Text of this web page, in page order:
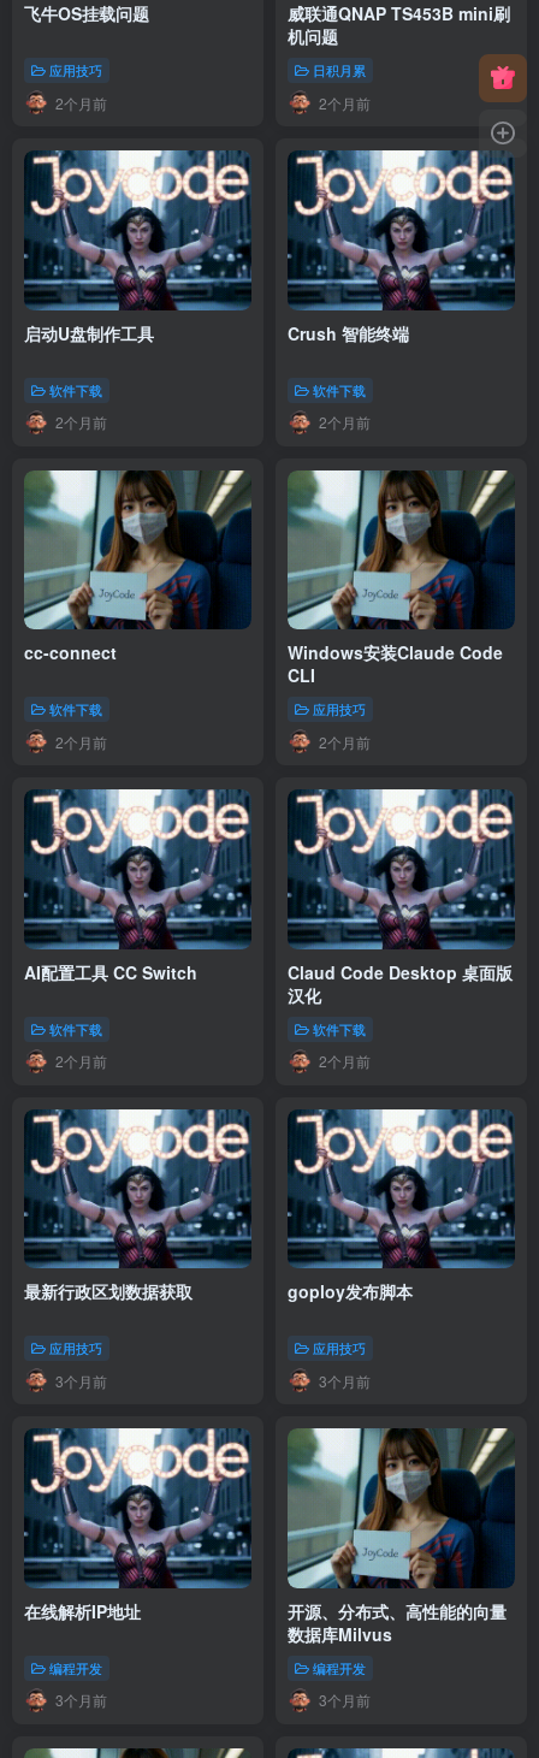
飞牛OS挂载问题
应用技巧
2个月前
威联通QNAP TS453B mini刷
机问题
日积月累
2个月前
启动U盘制作工具
软件下载
2个月前
Crush 智能终端
软件下载
2个月前
cc-connect
软件下载
2个月前
Windows安装Claude Code
CLI
应用技巧
2个月前
AI配置工具 CC Switch
软件下载
2个月前
Claud Code Desktop 桌面版
汉化
软件下载
2个月前
最新行政区划数据获取
应用技巧
3个月前
goploy发布脚本
应用技巧
3个月前
在线解析IP地址
编程开发
3个月前
开源、分布式、高性能的向量
数据库Milvus
编程开发
3个月前